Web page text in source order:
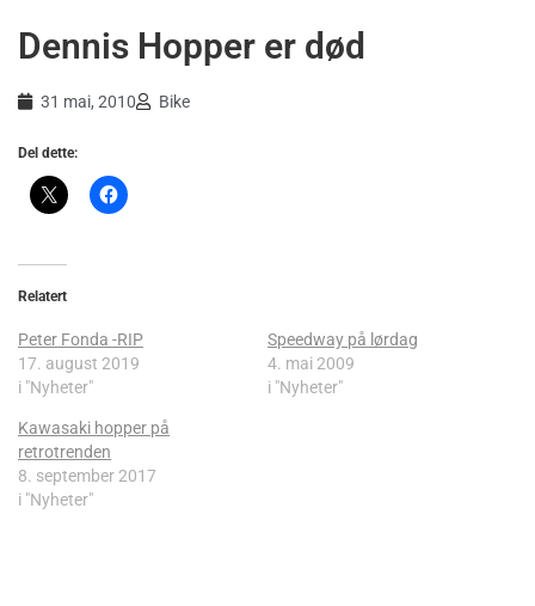
Dennis Hopper er død
31 mai, 2010 Bike
Del dette:
Relatert
Peter Fonda -RIP
17. august 2019
i "Nyheter"
Speedway på lørdag
4. mai 2009
i "Nyheter"
Kawasaki hopper på
retrotrenden
8. september 2017
i "Nyheter"